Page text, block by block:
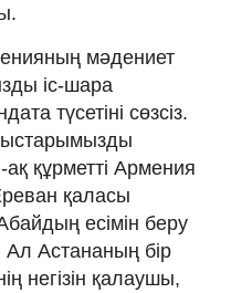
мәдениет
іс-шара
түсетіні сөзсіз.
құрметті Армения
қаласы
есімін беру
Ал Астананың бір
негізін қалаушы,